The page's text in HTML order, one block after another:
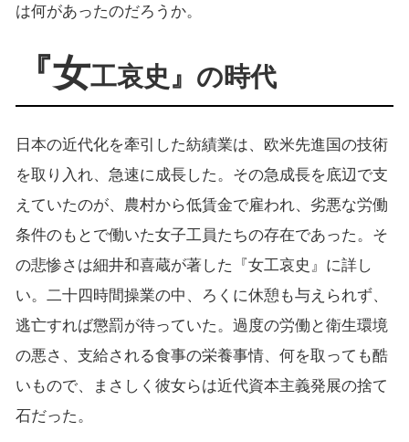
は何があったのだろうか。
『女工哀史』の時代
日本の近代化を牽引した紡績業は、欧米先進国の技術
を取り入れ、急速に成長した。その急成長を底辺で支
えていたのが、農村から低賃金で雇われ、劣悪な労働
条件のもとで働いた女子工員たちの存在であった。そ
の悲惨さは細井和喜蔵が著した『女工哀史』に詳し
い。二十四時間操業の中、ろくに休憩も与えられず、
逃亡すれば懲罰が待っていた。過度の労働と衛生環境
の悪さ、支給される食事の栄養事情、何を取っても酷
いもので、まさしく彼女らは近代資本主義発展の捨て
石だった。